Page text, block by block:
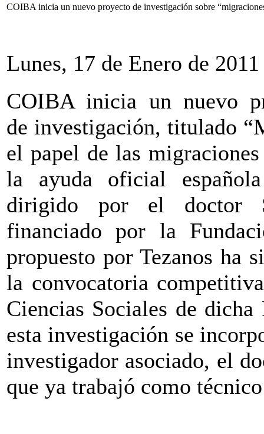
COIBA inicia un nuevo proyecto de investigación sobre
Lunes, 17 de Enero de 2011
COIBA inicia un nuevo
de investigación, titulado
el papel de las
la ayuda oficial
dirigido por el doctor
financiado por la
propuesto por Tezanos ha
la convocatoria
Ciencias Sociales de
esta investigación se
investigador asociado, el
que ya trabajó como